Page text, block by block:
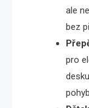
ale
bez
pro